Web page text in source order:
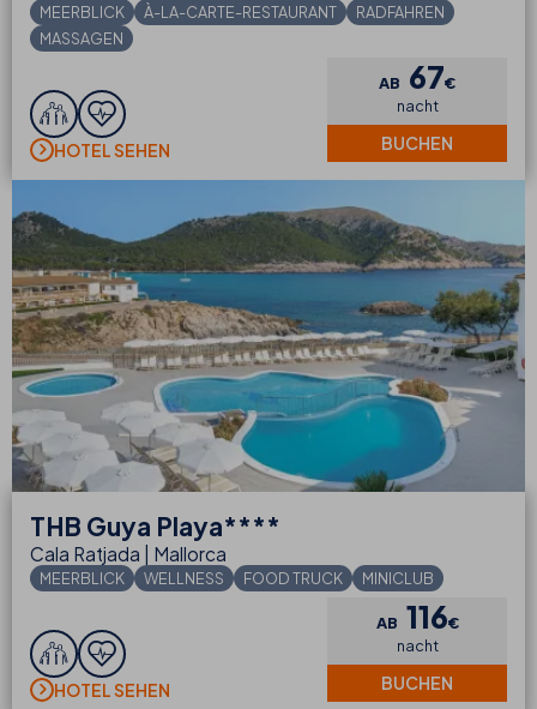
MEERBLICK À-LA-CARTE-RESTAURANT
RADFAHREN
MASSAGEN
HOTEL SEHEN
AB 67€
nacht
BUCHEN
THB Guya Playa****
Cala Ratjada | Mallorca
MEERBLICK WELLNESS FOOD TRUCK MINICLUB
HOTEL SEHEN
AB 116€
nacht
BUCHEN